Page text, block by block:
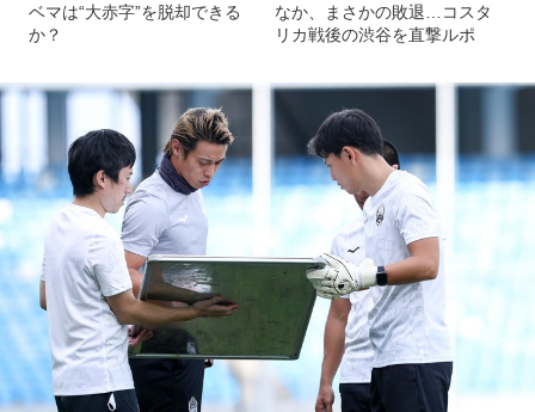
ベマは“大赤字”を脱却できる
か？
なか、まさかの敗退…コスタ
リカ戦後の渋谷を直撃ルポ